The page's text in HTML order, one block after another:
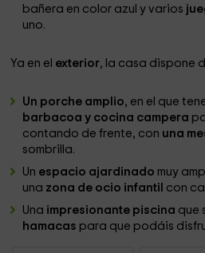
bañera en color azul y varios
uno.
Ya en el exterior, la casa dispone
Un porche amplio, en el que
barbacoa y cocina campera
contando de frente, con una
sombrilla.
Un espacio ajardinado muy
una zona de ocio infantil con
Una impresionante piscina que
hamacas para que podáis